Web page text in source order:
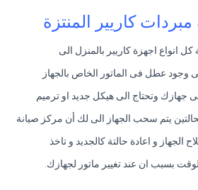
كاريير المنتزة
كل انواع اجهزة كاريير بالمنزل الى
وجود عطل فى الماتور الخاص بالجهاز
جهازك وتحتاج الى هيكل جديد او ترميم
يتم سحب الجهاز الى لك أن مركز صيانة
الجهاز و اعادة حالتة كالجديد و تاخذ
بسبب ان عند تغيير ماتور لجهازك.